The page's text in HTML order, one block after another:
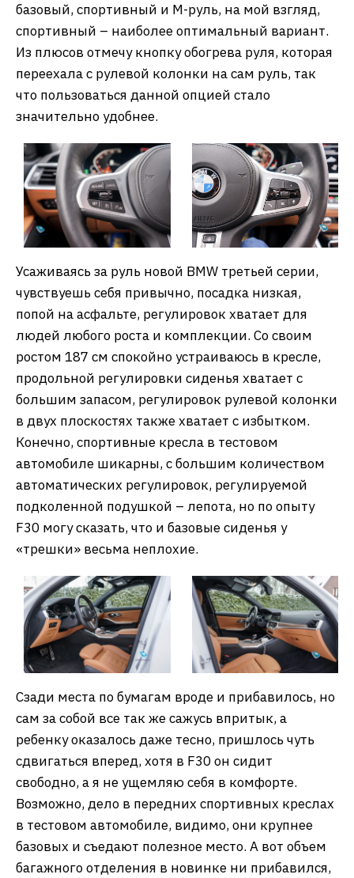
базовый, спортивный и M-руль, на мой взгляд,
спортивный – наиболее оптимальный вариант.
Из плюсов отмечу кнопку обогрева руля, которая
переехала с рулевой колонки на сам руль, так
что пользоваться данной опцией стало
значительно удобнее.
Усаживаясь за руль новой BMW третьей серии,
чувствуешь себя привычно, посадка низкая,
попой на асфальте, регулировок хватает для
людей любого роста и комплекции. Со своим
ростом 187 см спокойно устраиваюсь в кресле,
продольной регулировки сиденья хватает с
большим запасом, регулировок рулевой колонки
в двух плоскостях также хватает с избытком.
Конечно, спортивные кресла в тестовом
автомобиле шикарны, с большим количеством
автоматических регулировок, регулируемой
подколенной подушкой – лепота, но по опыту
F30 могу сказать, что и базовые сиденья у
«трешки» весьма неплохие.
Сзади места по бумагам вроде и прибавилось, но
сам за собой все так же сажусь впритык, а
ребенку оказалось даже тесно, пришлось чуть
сдвигаться вперед, хотя в F30 он сидит
свободно, а я не ущемляю себя в комфорте.
Возможно, дело в передних спортивных креслах
в тестовом автомобиле, видимо, они крупнее
базовых и съедают полезное место. А вот объем
багажного отделения в новинке ни прибавился,